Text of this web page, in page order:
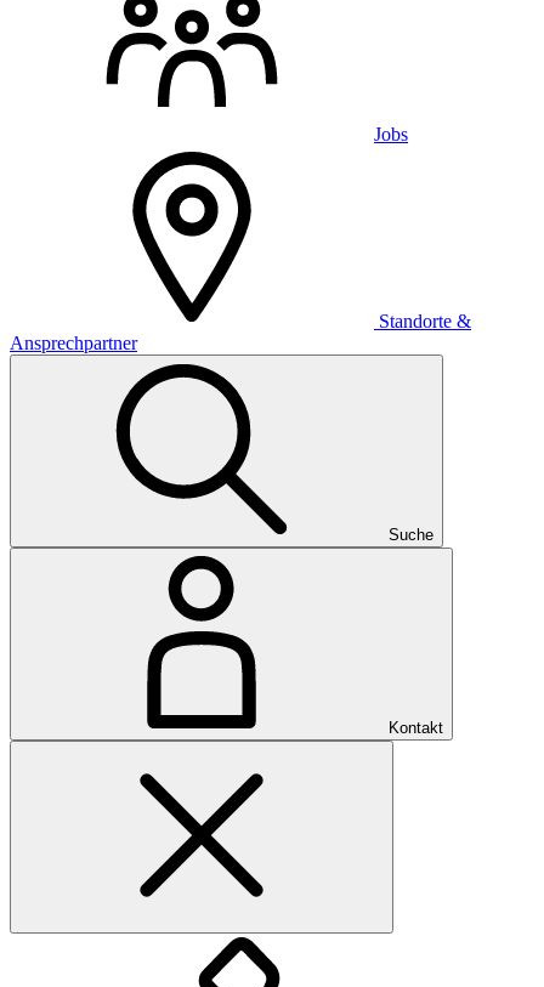
Jobs
Standorte &
Ansprechpartner
Suche
Kontakt